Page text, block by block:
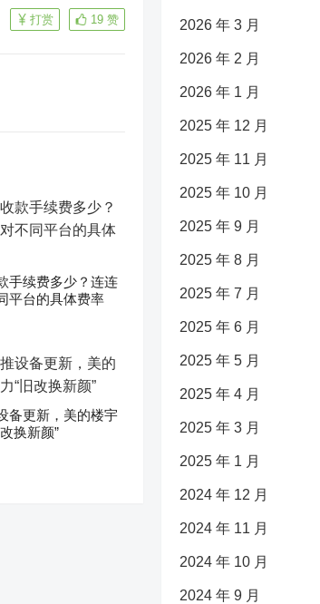
19 赞
打赏
手续费多少？连连
平台的具体费率
备更新，美的楼宇
换新颜”
2026 年 3 月
2026 年 2 月
2026 年 1 月
2025 年 12 月
2025 年 11 月
2025 年 10 月
2025 年 9 月
2025 年 8 月
2025 年 7 月
2025 年 6 月
2025 年 5 月
2025 年 4 月
2025 年 3 月
2025 年 1 月
2024 年 12 月
2024 年 11 月
2024 年 10 月
2024 年 9 月